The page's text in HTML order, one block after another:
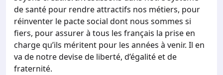
de santé pour rendre attractifs nos métiers, pour
réinventer le pacte social dont nous sommes si
fiers, pour assurer à tous les français la prise en
charge qu’ils méritent pour les années à venir. Il en
va de notre devise de liberté, d’égalité et de
fraternité.